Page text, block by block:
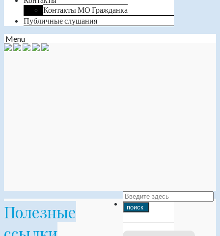
Контакты МО Гражданка
Публичные слушания
Menu
Полезные